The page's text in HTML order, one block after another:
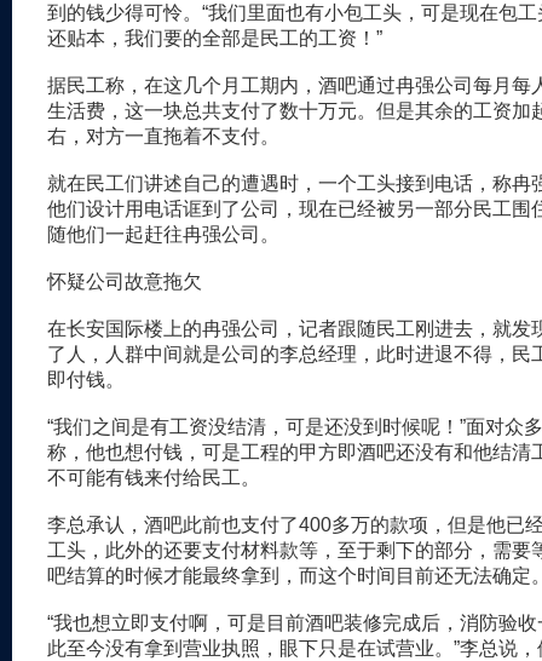
到的钱少得可怜。“我们里面也有小包工头，可是现在包
还贴本，我们要的全部是民工的工资！”
据民工称，在这几个月工期内，酒吧通过冉强公司每月每
生活费，这一块总共支付了数十万元。但是其余的工资加
右，对方一直拖着不支付。
就在民工们讲述自己的遭遇时，一个工头接到电话，称冉
他们设计用电话诓到了公司，现在已经被另一部分民工围
随他们一起赶往冉强公司。
怀疑公司故意拖欠
在长安国际楼上的冉强公司，记者跟随民工刚进去，就发
了人，人群中间就是公司的李总经理，此时进退不得，民
即付钱。
“我们之间是有工资没结清，可是还没到时候呢！”面对众
称，他也想付钱，可是工程的甲方即酒吧还没有和他结清
不可能有钱来付给民工。
李总承认，酒吧此前也支付了400多万的款项，但是他已
工头，此外的还要支付材料款等，至于剩下的部分，需要
吧结算的时候才能最终拿到，而这个时间目前还无法确定
“我也想立即支付啊，可是目前酒吧装修完成后，消防验
此至今没有拿到营业执照，眼下只是在试营业。”李总说